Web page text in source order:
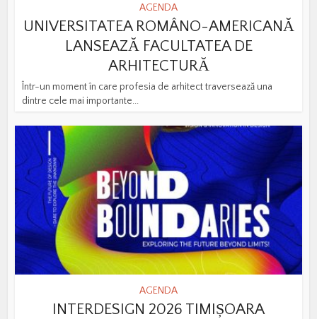
AGENDA
UNIVERSITATEA ROMÂNO-AMERICANĂ
LANSEAZĂ FACULTATEA DE
ARHITECTURĂ
Într-un moment în care profesia de arhitect traversează una
dintre cele mai importante...
AGENDA
INTERDESIGN 2026 TIMIȘOARA